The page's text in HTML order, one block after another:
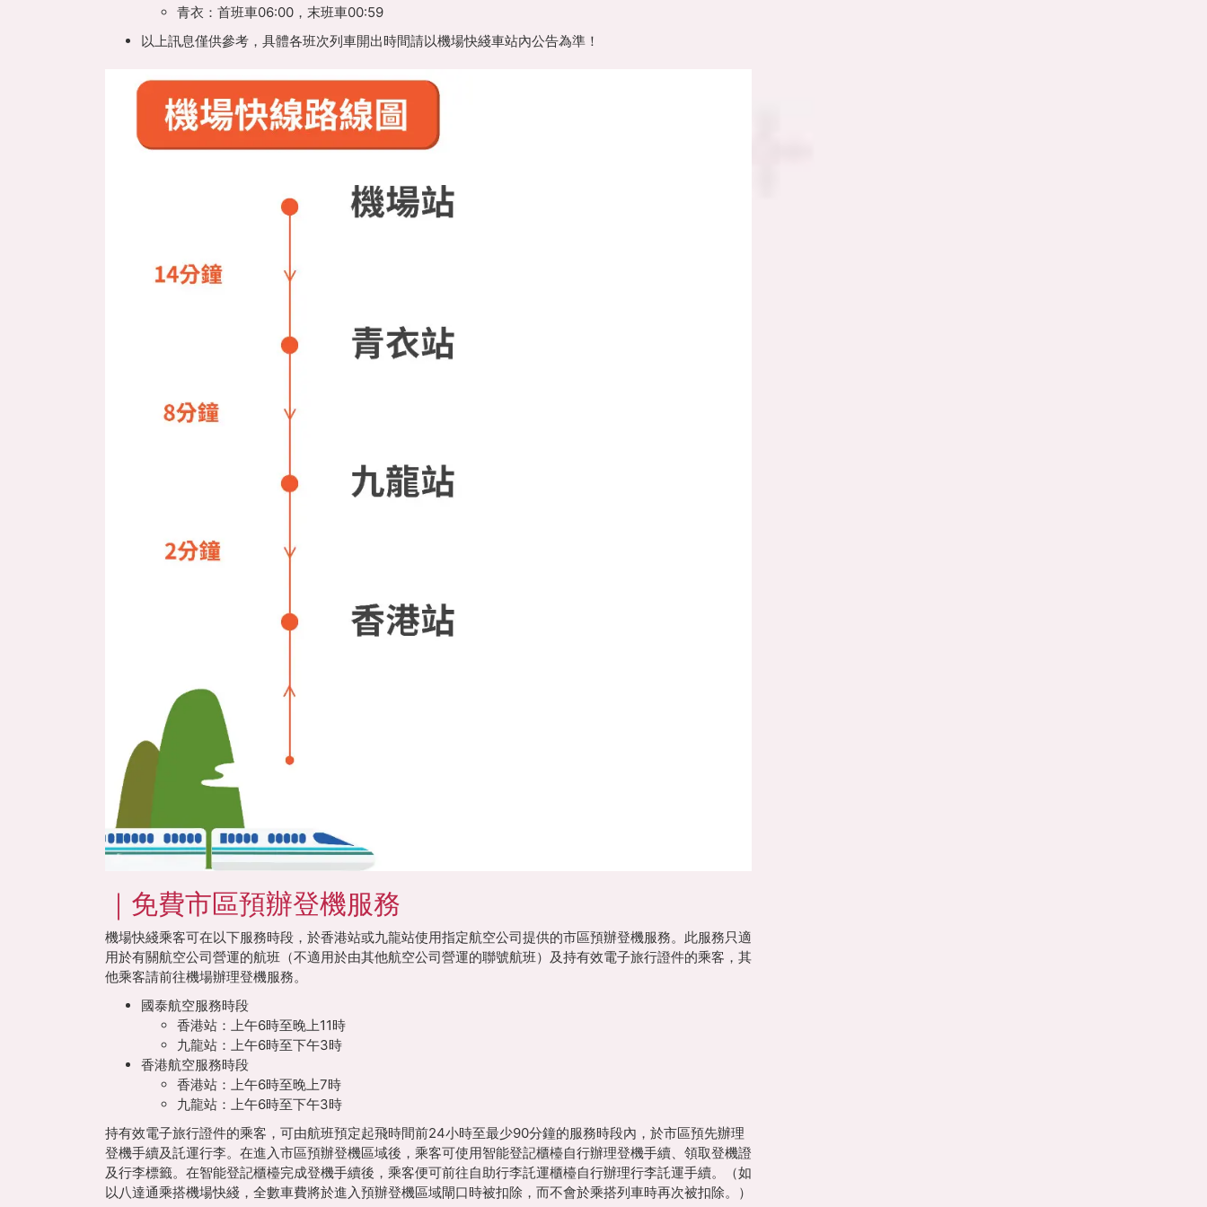
青衣： 首班車06:00，末班車00:59
以上訊息僅供參考，具體各班次列車開出時間請以機場快綫車站內公告為準！
｜免費市區預辦登機服務
機場快綫乘客可在以下服務時段，於香港站或九龍站使用指定航空公司提供的市區預辦登機服務。此服務只適
用於有關航空公司營運的航班（不適用於由其他航空公司營運的聯號航班）及持有效電子旅行證件的乘客，其
他乘客請前往機場辦理登機服務。
國泰航空服務時段
香港站：上午6時至晚上11時
九龍站：上午6時至下午3時
香港航空服務時段
香港站：上午6時至晚上7時
九龍站：上午6時至下午3時
持有效電子旅行證件的乘客，可由航班預定起飛時間前24小時至最少90分鐘的服務時段內，於市區預先辦理
登機手續及託運行李。在進入市區預辦登機區域後，乘客可使用智能登記櫃檯自行辦理登機手續、領取登機證
及行李標籤。在智能登記櫃檯完成登機手續後，乘客便可前往自助行李託運櫃檯自行辦理行李託運手續。（如
以八達通乘搭機場快綫，全數車費將於進入預辦登機區域閘口時被扣除，而不會於乘搭列車時再次被扣除。）